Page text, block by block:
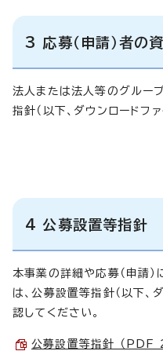
3 応募（申請）者の
法人または法人等のグルー
指針（以下、ダウンロードフ
4 公募設置等指針
本事業の詳細や応募（申請
は、公募設置等指針（以下、
認してください。
公募設置等指針 （PDF